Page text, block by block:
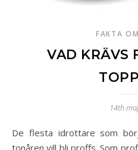
FAKTA
VAD KRÄVS
14th
De flesta idrottare som börjar ta träningen på allvar i
tonåren vill bli proffs. Som